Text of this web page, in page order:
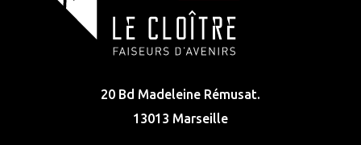
20 Bd Madeleine Rémusat.
13013 Marseille